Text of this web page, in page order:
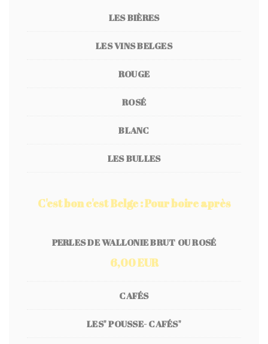
LES BIÈRES
LES VINS BELGES
ROUGE
ROSÉ
BLANC
LES BULLES
C'est bon c'est Belge : Pour boire après
PERLES DE WALLONIE BRUT OU ROSÉ
6,00 EUR
CAFÉS
LES" POUSSE- CAFÉS"